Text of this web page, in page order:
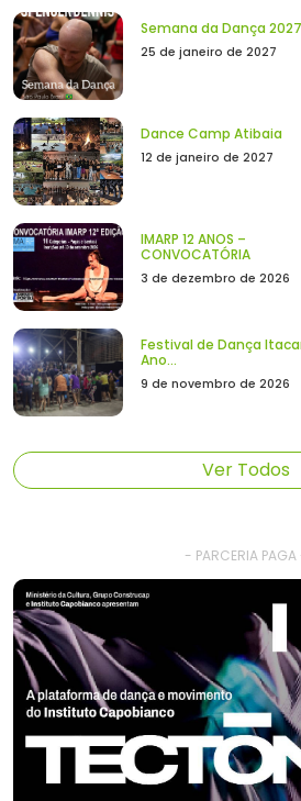
Semana da Dança 2027
25 de janeiro de 2027
Dance Camp Atibaia
12 de janeiro de 2027
IMARP 12 ANOS –
CONVOCATÓRIA
3 de dezembro de 2026
Festival de Dança
Ano...
9 de novembro de 2026
Ver Todos
- PARCERIA